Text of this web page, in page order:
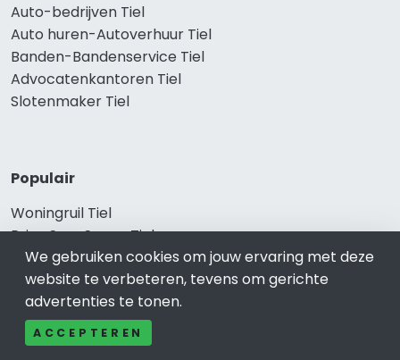
Auto-bedrijven Tiel
Auto huren-Autoverhuur Tiel
Banden-Bandenservice Tiel
Advocatenkantoren Tiel
Slotenmaker Tiel
Populair
Woningruil Tiel
Prive Spa-Sauna Tiel
Incassobureau Tiel
Bedrijfsruimte Tiel
Ongediertebestrijding Tiel
We gebruiken cookies om jouw ervaring met deze
website te verbeteren, tevens om gerichte
advertenties te tonen.
ACCEPTEREN